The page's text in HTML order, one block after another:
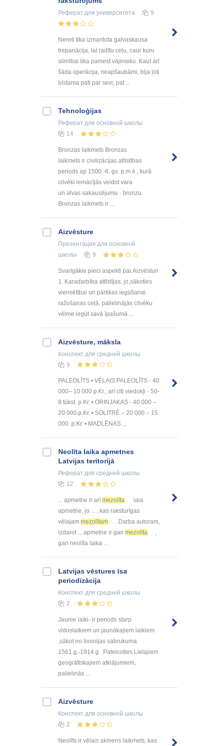
Реферат для университета 9
Nereti tika izmantota galvaskausa
trepanācija, lai radītu ceļu, caur kuru
slimībai lika pamest vājinieku. Kaut arī
šāda operācija, neapšaubāmi, bija ļoti
bīstama pati par sevi, pat ...
Tehnoloģijas
Реферат для основной школы
14
Bronzas laikmets Bronzas
laikmets ir civilizācijas attīstības
periods ap 1500.-6. gs. p.m.ē., kurā
cilvēki iemācījās veidot vara
un alvas sakausējumu - bronzu.
Bronzas laikmets ir ...
Aizvēsture
Презентация для основной
школы
9
Svarīgākie pieci aspekti par Aizvēsturi
1. Karadarbība attīstījas, jo,sākoties
viensētībai un pārtikas iegūšanai
ražošanas ceļā, palielinājās cilvēku
vēlme iegūt savā īpašumā ...
Aizvēsture, māksla
Конспект для средней школы
9
PALEOLĪTS • VĒLAIS PALEOLĪTS - 40
000– 10 000 p.Kr.; arī citi viedokļi - 50-
8 tūkst. p.Kr. • ORINJAKAS - 40 000 –
20 000.p.Kr. • SOLITRĒ – 20 000 – 15
000. p.Kr. • MADLĒNAS ...
Neolīta laika apmetnes
Latvijas teritorijā
Реферат для средней школы
12
... apmetne ir arī mezolīta
laia
apmetne, jo ... , kas raksturīgas
vēlajam mezolītam
. Darba autoram,
izdarot ... apmetne ir gan mezolīta
,
gan neolīta laika ...
Latvijas vēstures īsa
periodizācija
Конспект для средней школы
2
Jaunie laiki- ir periods starp
viduslaikiem un jaunākajiem laikiem
,sākot no livonijas sabrukuma
1561.g.-1914.g . Pateicoties Lielajiem
ģeogrāfiskajiem atklājumiem,
palielinās ...
Aizvēsture
Конспект для основной школы
2
Neolīts ir vēlais akmens laikmets, kas